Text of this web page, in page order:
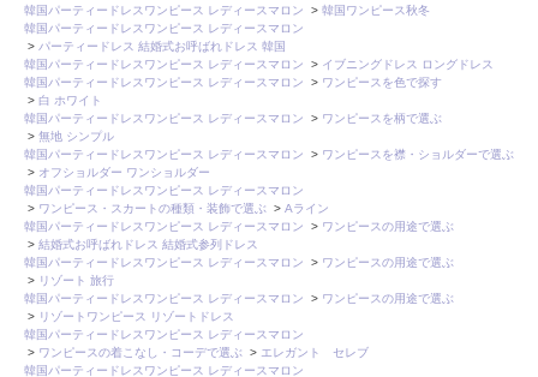
韓国パーティードレスワンピース レディースマロン
> 韓国ワンピース秋冬
韓国パーティードレスワンピース レディースマロン
> パーティードレス 結婚式お呼ばれドレス 韓国
韓国パーティードレスワンピース レディースマロン
> イブニングドレス ロングドレス
韓国パーティードレスワンピース レディースマロン
> ワンピースを色で探す
> 白 ホワイト
韓国パーティードレスワンピース レディースマロン
> ワンピースを柄で選ぶ
> 無地 シンプル
韓国パーティードレスワンピース レディースマロン
> ワンピースを襟・ショルダーで選ぶ
> オフショルダー ワンショルダー
韓国パーティードレスワンピース レディースマロン
> ワンピース・スカートの種類・装飾で選ぶ > Aライン
韓国パーティードレスワンピース レディースマロン
> ワンピースの用途で選ぶ
> 結婚式お呼ばれドレス 結婚式参列ドレス
韓国パーティードレスワンピース レディースマロン
> ワンピースの用途で選ぶ
> リゾート 旅行
韓国パーティードレスワンピース レディースマロン
> ワンピースの用途で選ぶ
> リゾートワンピース リゾートドレス
韓国パーティードレスワンピース レディースマロン
> ワンピースの着こなし・コーデで選ぶ > エレガント セレブ
韓国パーティードレスワンピース レディースマロン